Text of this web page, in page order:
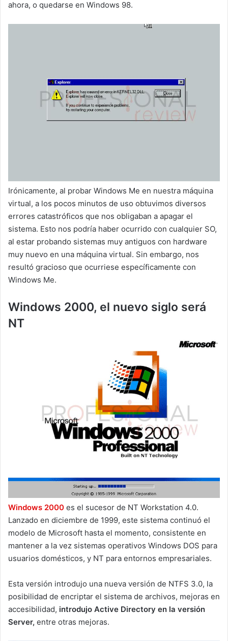
ahora, o quedarse en Windows 98.
Irónicamente, al probar Windows Me en nuestra máquina
virtual, a los pocos minutos de uso obtuvimos diversos
errores catastróficos que nos obligaban a apagar el
sistema. Esto nos podría haber ocurrido con cualquier SO,
al estar probando sistemas muy antiguos con hardware
muy nuevo en una máquina virtual. Sin embargo, nos
resultó gracioso que ocurriese específicamente con
Windows Me.
Windows 2000, el nuevo siglo será
NT
Windows 2000 es el sucesor de NT Workstation 4.0.
Lanzado en diciembre de 1999, este sistema continuó el
modelo de Microsoft hasta el momento, consistente en
mantener a la vez sistemas operativos Windows DOS para
usuarios domésticos, y NT para entornos empresariales.
Esta versión introdujo una nueva versión de NTFS 3.0, la
posibilidad de encriptar el sistema de archivos, mejoras en
accesibilidad, introdujo Active Directory en la versión
Server, entre otras mejoras.